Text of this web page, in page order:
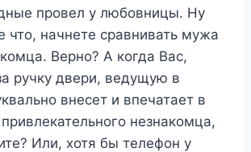
провел у любовницы. Ну
что, начнете сравнивать мужа
Верно? А когда Вас,
ручку двери, ведущую в
внесет и впечатает в
незнакомца,
Или, хотя бы телефон у